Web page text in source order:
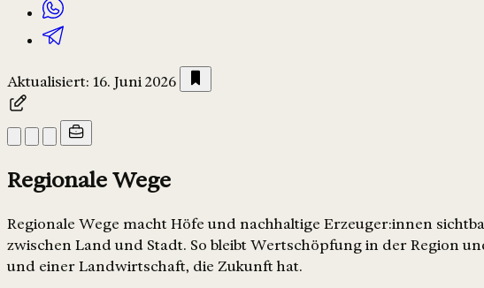
Aktualisiert: 16. Juni 2026
Regionale Wege
Regionale Wege macht Höfe und nachhaltige Erzeuger:innen
zwischen Land und Stadt. So bleibt Wertschöpfung in der Region
und einer Landwirtschaft, die Zukunft hat.